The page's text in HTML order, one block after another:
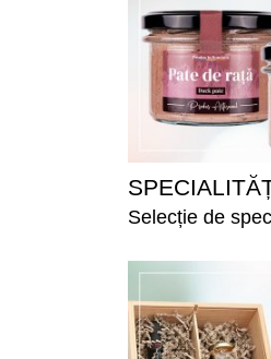
Selecție de